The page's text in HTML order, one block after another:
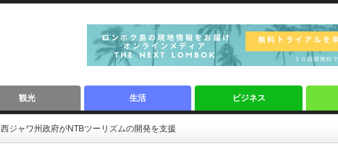
観光 生活 ビジネス
西ジャワ州政府がNTBツーリズムの開発を支援